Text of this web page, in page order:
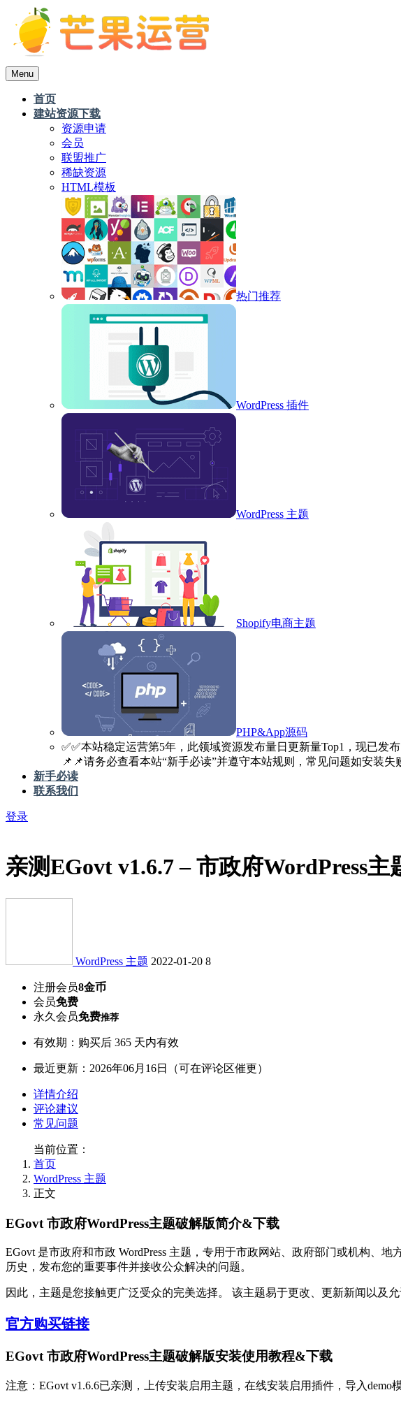
Menu
首页
建站资源下载
资源申请
会员
联盟推广
稀缺资源
HTML模板
热门推荐
WordPress 插件
WordPress 主题
Shopify电商主题
PHP&App源码
✅️✅️本站稳定运营第5年，此领域资源发布量日更新量Top1，现已发
📌📌请务必查看本站“新手必读”并遵守本站规则，常见问题如安装失
新手必读
联系我们
登录
亲测EGovt v1.6.7 – 市政府WordPress主
WordPress 主题 2022-01-20 8
注册会员8金币
会员免费
永久会员免费推荐
有效期：购买后 365 天内有效
最近更新：2026年06月16日（可在评论区催更）
详情介绍
评论建议
常见问题
当前位置：
首页
WordPress 主题
正文
EGovt 市政府WordPress主题破解版简介&下载
EGovt 是市政府和市政 WordPress 主题，专用于市政网站、政府部门或机构、
历史，发布您的重要事件并接收公众解决的问题。
因此，主题是您接触更广泛受众的完美选择。 该主题易于更改、更新新闻以及
官方购买链接
EGovt 市政府WordPress主题破解版安装使用教程&下载
注意：EGovt v1.6.6已亲测，上传安装启用主题，在线安装启用插件，导入demo